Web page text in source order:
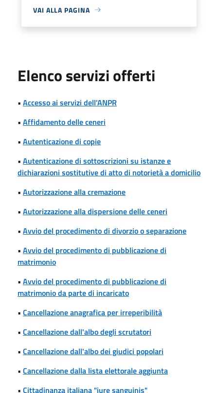
VAI ALLA PAGINA
Elenco servizi offerti
• Accesso ai servizi dell'ANPR
• Affidamento delle ceneri
• Autenticazione di copie
• Autenticazione di sottoscrizioni su istanze e
dichiarazioni sostitutive di atto di notorietà a domicilio
• Autorizzazione alla cremazione
• Autorizzazione alla dispersione delle ceneri
• Avvio del procedimento di divorzio o separazione
• Avvio del procedimento di pubblicazione di
matrimonio
• Avvio del procedimento di pubblicazione di
matrimonio da parte di incaricato
• Cancellazione anagrafica per irreperibilità
• Cancellazione dall'albo degli scrutatori
• Cancellazione dall'albo dei giudici popolari
• Cancellazione dalla lista elettorale aggiunta
• Cittadinanza italiana "iure sanguinis"